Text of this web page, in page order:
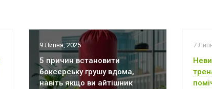
9 Липня, 2025
5 причин встановити
боксерську грушу вдома,
навіть якщо ви айтішник
7